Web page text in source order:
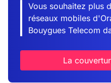
Vous souhaitez plus
réseaux mobiles
Bouygues Telecom
La